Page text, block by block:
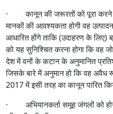
· कानून की जरूरतों को पूरा करने
मानकों की आवश्यकता होगी वह
आधारित होंगे ताकि (उदाहरण के
को यह सुनिश्चित करना होगा कि वह
देश में वनों के कटान के अनुमानित
जिसके बारे में अनुमान हो कि वह अवैध
2017 में इसी तरह का कानून पारित
· अभियानकर्ता समूह जंगलों को